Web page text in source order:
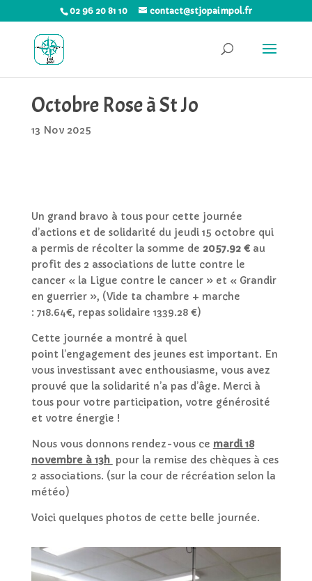
02 96 20 81 10 contact@stjopaimpol.fr
Octobre Rose à St Jo
13 Nov 2025
Un grand bravo à tous pour cette journée
d’actions et de solidarité du jeudi 15 octobre qui
a permis de récolter la somme de 2057.92 €au
profit des 2 associations de lutte contre le
cancer « la Ligue contre le cancer » et « Grandir
en guerrier », (Vide ta chambre + marche
: 718.64€, repas solidaire 1339.28 €)
Cette journée a montré à quel
point l’engagement des jeunes est important. En
vous investissant avec enthousiasme, vous avez
prouvé que la solidarité n’a pas d’âge. Merci à
tous pour votre participation, votre générosité
et votre énergie !
Nous vous donnons rendez-vous ce mardi 18
novembre à 13h pour la remise des chèques à ces
2 associations. (sur la cour de récréation selon la
météo)
Voici quelques photos de cette belle journée.